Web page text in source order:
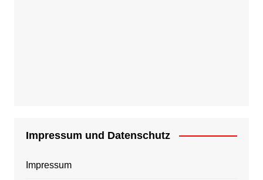
Impressum und Datenschutz
Impressum